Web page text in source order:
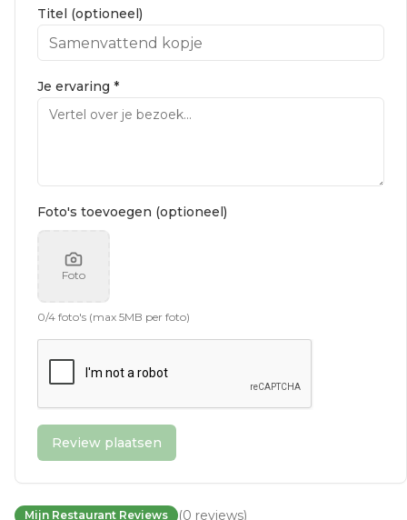
Titel (optioneel)
Je ervaring *
Foto's toevoegen (optioneel)
Foto
0/4 foto's (max 5MB per foto)
Review plaatsen
Mijn Restaurant Reviews (0 reviews)